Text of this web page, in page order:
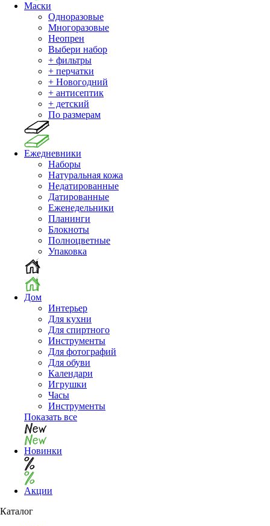
Маски
Одноразовые
Многоразовые
Неопрен
Выбери набор
+ фильтры
+ перчатки
+ Новогодний
+ антисептик
+ детский
По размерам
Ежедневники
Наборы
Натуральная кожа
Недатированные
Датированные
Еженедельники
Планинги
Блокноты
Полноцветные
Упаковка
Дом
Интерьер
Для кухни
Для спиртного
Инструменты
Для фотографий
Для обуви
Календари
Игрушки
Часы
Инструменты
Показать все
Новинки
Акции
Каталог